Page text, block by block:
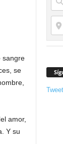
sangre
se
amor,
Y su